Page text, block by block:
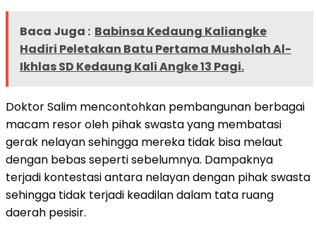
Baca Juga : Babinsa Kedaung Kaliangke
Hadiri Peletakan Batu Pertama Musholah Al-
Ikhlas SD Kedaung Kali Angke 13 Pagi.
Doktor Salim mencontohkan pembangunan berbagai
macam resor oleh pihak swasta yang membatasi
gerak nelayan sehingga mereka tidak bisa melaut
dengan bebas seperti sebelumnya. Dampaknya
terjadi kontestasi antara nelayan dengan pihak swasta
sehingga tidak terjadi keadilan dalam tata ruang
daerah pesisir.